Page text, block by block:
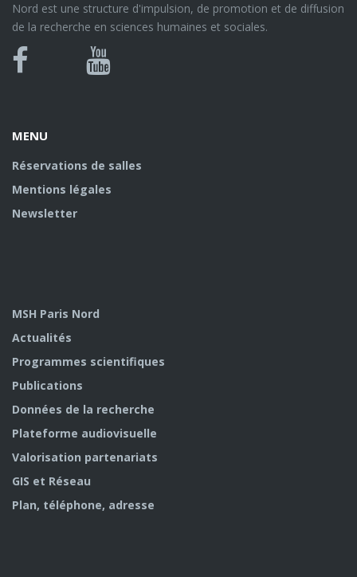
Nord est une structure d'impulsion, de promotion et de diffusion
de la recherche en sciences humaines et sociales.
Bluesky
Canal
MENU
Réservations de salles
Mentions légales
Newsletter
MSH Paris Nord
Actualités
Programmes scientifiques
Publications
Données de la recherche
Plateforme audiovisuelle
Valorisation partenariats
GIS et Réseau
Plan, téléphone, adresse